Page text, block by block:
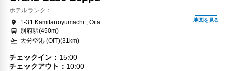
ホテルランク
1-31 Kamitanoyumachi , Oita
別府駅(450m)
大分空港 (OIT)(31km)
チェックイン
15:00
チェックアウト
10:00